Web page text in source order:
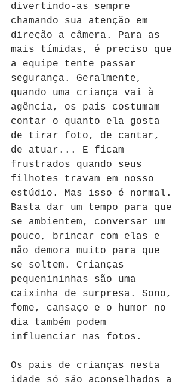
divertindo-as sempre
chamando sua atenção em
direção a câmera. Para as
mais tímidas, é preciso que
a equipe tente passar
segurança. Geralmente,
quando uma criança vai à
agência, os pais costumam
contar o quanto ela gosta
de tirar foto, de cantar,
de atuar... E ficam
frustrados quando seus
filhotes travam em nosso
estúdio. Mas isso é normal.
Basta dar um tempo para que
se ambientem, conversar um
pouco, brincar com elas e
não demora muito para que
se soltem. Crianças
pequenininhas são uma
caixinha de surpresa. Sono,
fome, cansaço e o humor no
dia também podem
influenciar nas fotos.
Os pais de crianças nesta
idade só são aconselhados a